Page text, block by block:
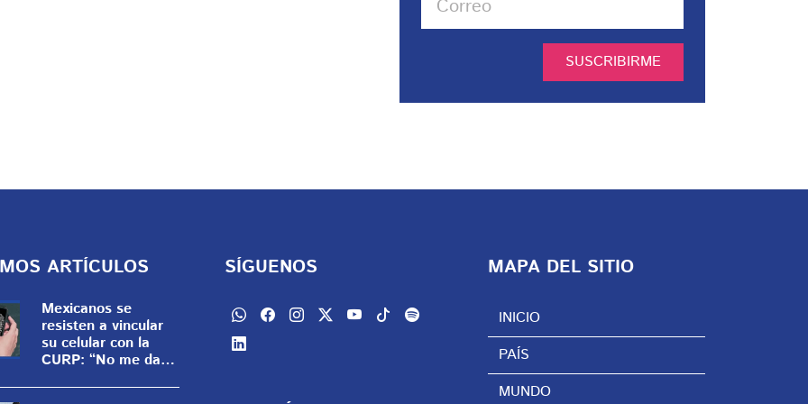
SUSCRIBIRME
ARTÍCULOS
Mexicanos se
resisten a vincular
su celular con la
CURP: “No me da
datos”
SÍGUENOS MAPA DEL SITIO
INICIO
PAÍS
MUNDO